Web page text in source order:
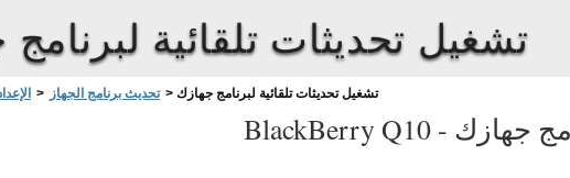
تشغيل تحديثات تلقائية
> تحديث برنامج الجهاز > تشغيل تحديثات تلقائية لبرنامج جهازك
BlackBerry Q10 - جهازك